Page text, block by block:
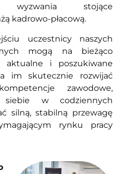
wyzwania stojące
kadrowo-płacową.
uczestnicy naszych
mogą na bieżąco
aktualne i poszukiwane
im skutecznie rozwijać
zawodowe,
siebie w codziennych
silną, stabilną przewagę
rynku pracy